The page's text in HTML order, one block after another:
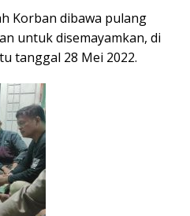
Korban dibawa pulang
untuk disemayamkan, di
tanggal 28 Mei 2022.